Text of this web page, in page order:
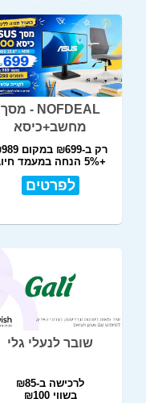
NOFDEAL - מסך
מחשב+כיסא
רק ב-₪699 במקום ₪989
+5% הנחה במעמד חיוב
לפרטים
שובר לנעלי גלי
לרכישה ב-₪85
בשווי ₪100